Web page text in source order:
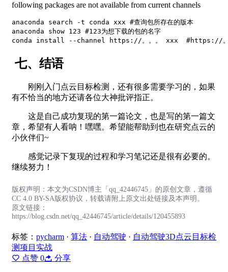
following packages are not available from current channels
anaconda search -t conda xxx #查询包所存在的版本
anaconda show 123 #123为想下载的包的名字
conda install --channel https://。。。 xxx  #https://。。
七、结语
刚刚入门点云目标检测，还有很多需要学习的，如果
有不恰当的地方还请各位大神批评指正。
这是自己成功复现的第一篇论文，也是写的第一篇文
章，希望有人看呐！嘿嘿。希望能帮助到也在研究点云的
小伙伴们~
感觉记录下复现的过程和学习笔记还是很有必要的。
继续努力！
版权声明：本文为CSDN博主「qq_42446745」的原创文章，遵循
CC 4.0 BY-SA版权协议，转载请附上原文出处链接及本声明。
原文链接：
https://blog.csdn.net/qq_42446745/article/details/120455893
标签： pycharm · 算法 · 自动驾驶 · 自动驾驶3D点云目标检
测项目实战
点赞 0 分享